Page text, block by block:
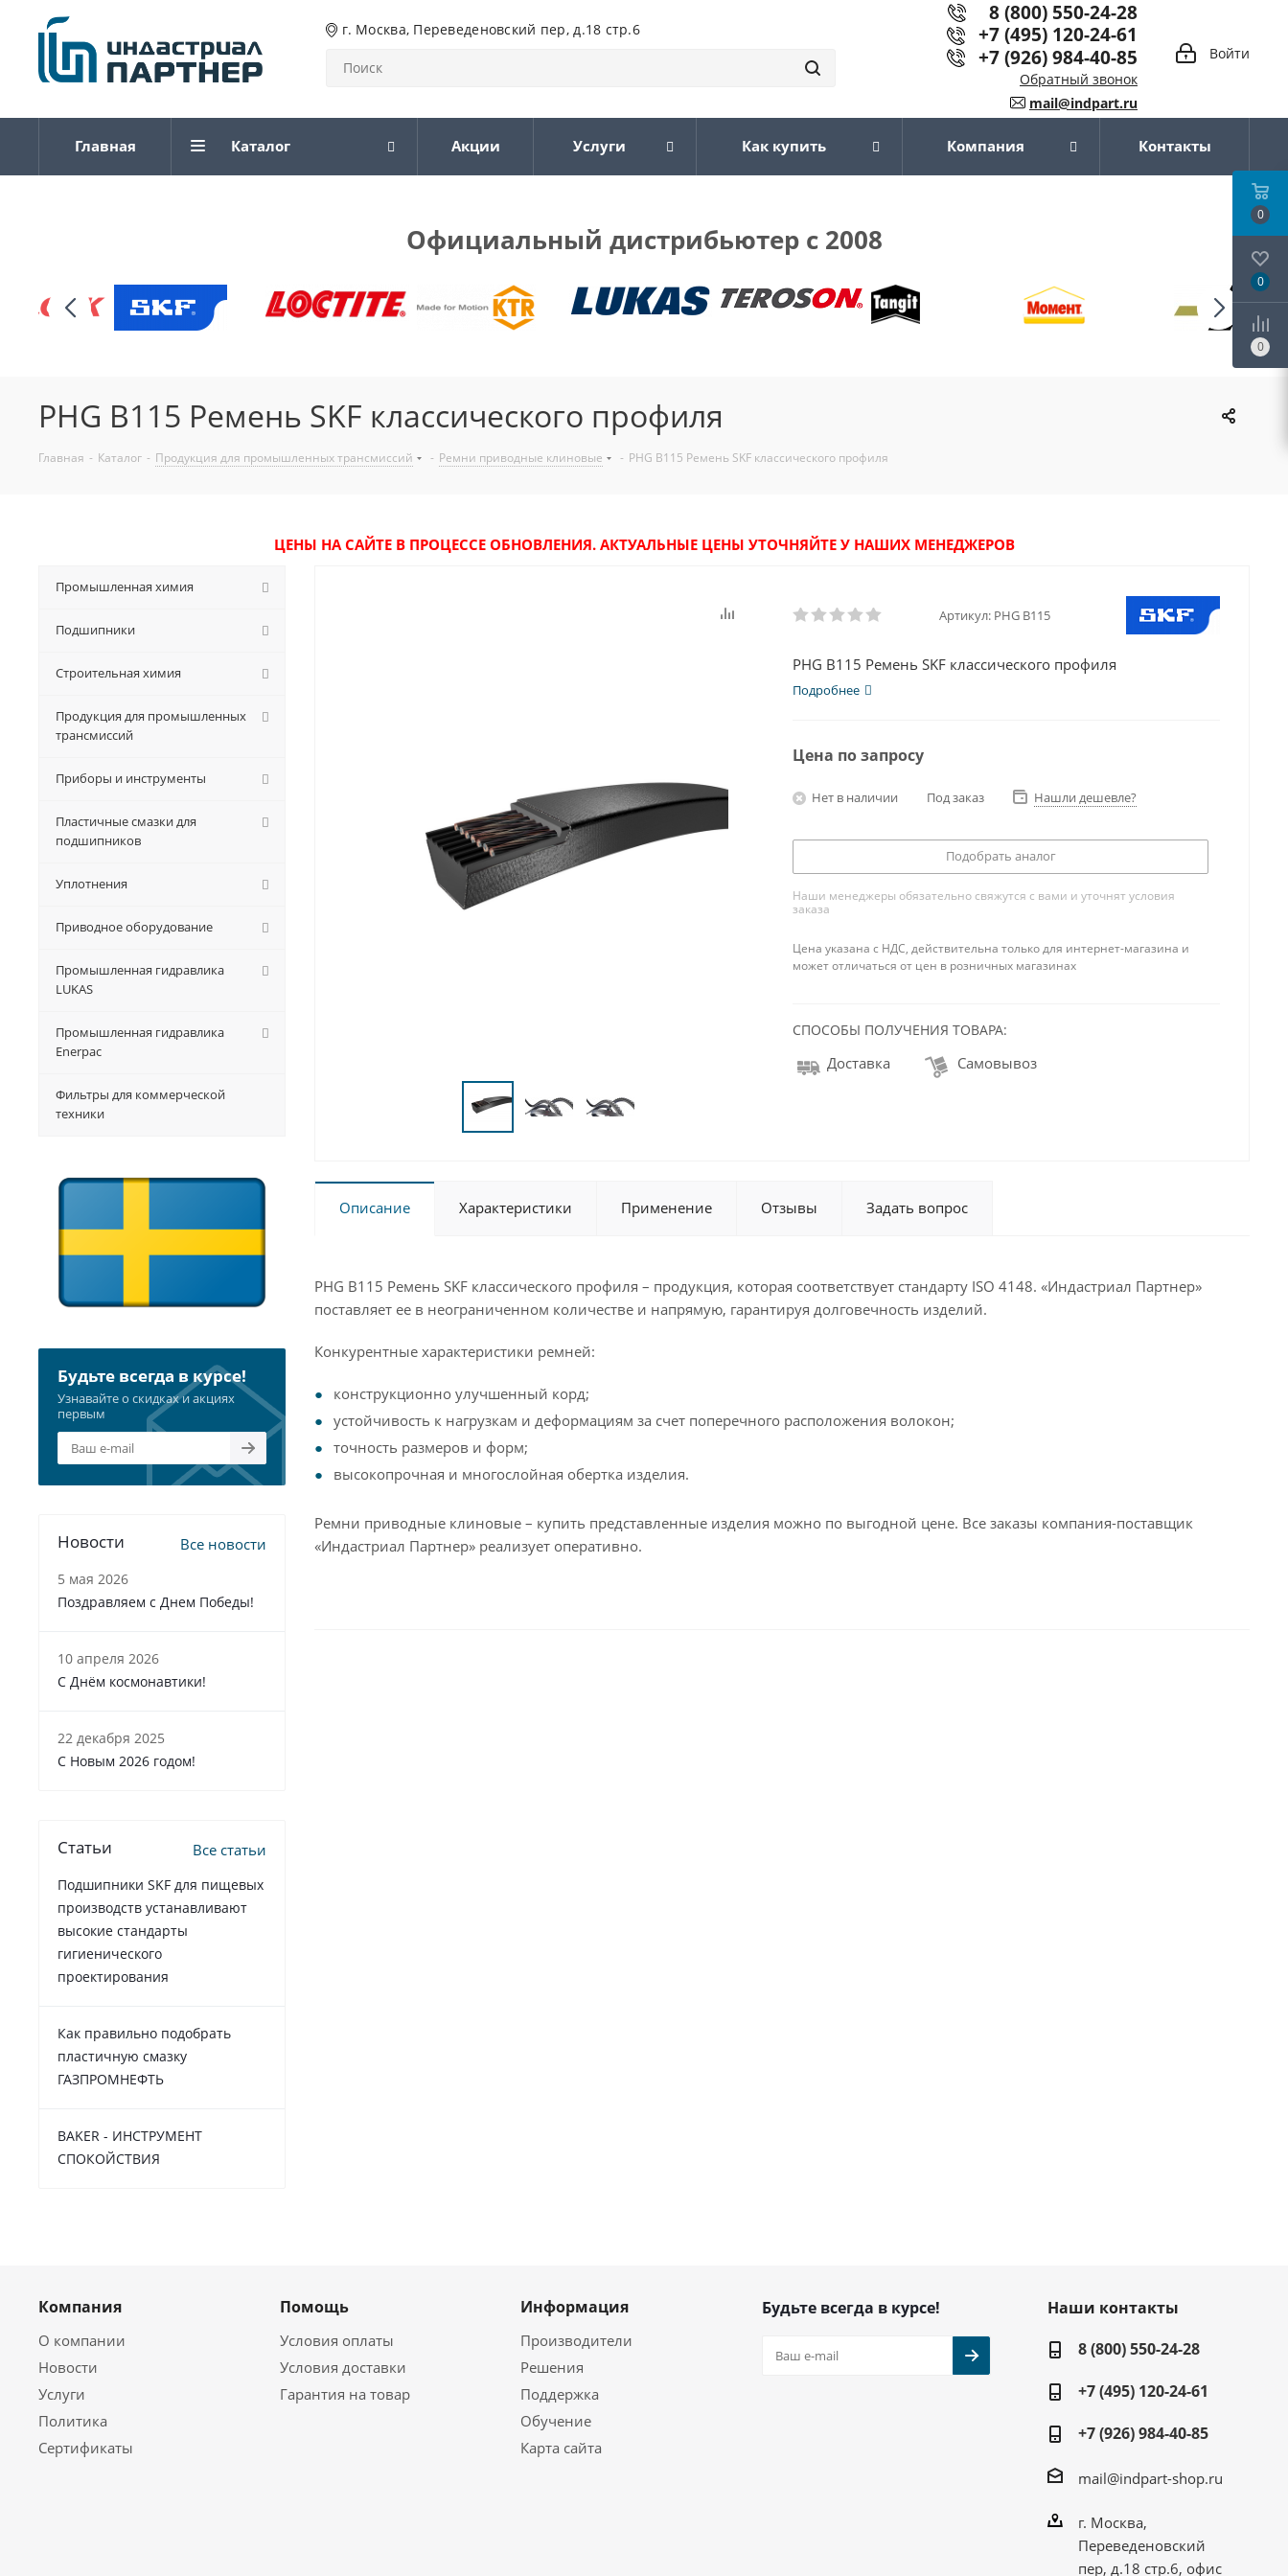
г. Москва, Переведеновский пер, д.18 стр.6
Войти
8 (800) 550-24-28
+7 (495) 120-24-61
+7 (926) 984-40-85
Обратный звонок
mail@indpart.ru
Главная Каталог Акции Услуги Как купить Компания Контакты
Официальный дистрибьютер с 2008
PHG B115 Ремень SKF классического профиля
Главная - Каталог - Продукция для промышленных трансмиссий - Ремни приводные клиновые - PHG B115 Ремень SKF классического профиля
ЦЕНЫ НА САЙТЕ В ПРОЦЕССЕ ОБНОВЛЕНИЯ. АКТУАЛЬНЫЕ ЦЕНЫ УТОЧНЯЙТЕ У НАШИХ МЕНЕДЖЕРОВ
Артикул: PHG B115
PHG B115 Ремень SKF классического профиля
Подробнее
Цена по запросу
Нет в наличии Под заказ Нашли дешевле?
Подобрать аналог
Наши менеджеры обязательно свяжутся с вами и уточнят условия
заказа
Цена указана с НДС, действительна только для интернет-магазина и
может отличаться от цен в розничных магазинах
СПОСОБЫ ПОЛУЧЕНИЯ ТОВАРА:
Доставка Самовывоз
Описание Характеристики Применение Отзывы Задать вопрос
PHG B115 Ремень SKF классического профиля – продукция, которая соответствует стандарту ISO 4148. «Индастриал Партнер»
поставляет ее в неограниченном количестве и напрямую, гарантируя долговечность изделий.
Конкурентные характеристики ремней:
конструкционно улучшенный корд;
устойчивость к нагрузкам и деформациям за счет поперечного расположения волокон;
точность размеров и форм;
высокопрочная и многослойная обертка изделия.
Ремни приводные клиновые – купить представленные изделия можно по выгодной цене. Все заказы компания-поставщик
«Индастриал Партнер» реализует оперативно.
Промышленная химия
Подшипники
Строительная химия
Продукция для промышленных
трансмиссий
Приборы и инструменты
Пластичные смазки для
подшипников
Уплотнения
Приводное оборудование
Промышленная гидравлика
LUKAS
Промышленная гидравлика
Enerpac
Фильтры для коммерческой
техники
Будьте всегда в курсе!
Узнавайте о скидках и акциях
первым
Новости Все новости
5 мая 2026
Поздравляем с Днем Победы!
10 апреля 2026
С Днём космонавтики!
22 декабря 2025
C Новым 2026 годом!
Статьи Все статьи
Подшипники SKF для пищевых
производств устанавливают
высокие стандарты
гигиенического
проектирования
Как правильно подобрать
пластичную смазку
ГАЗПРОМНЕФТЬ
BAKER - ИНСТРУМЕНТ
СПОКОЙСТВИЯ
Компания
О компании
Новости
Услуги
Политика
Сертификаты
Помощь
Условия оплаты
Условия доставки
Гарантия на товар
Информация
Производители
Решения
Поддержка
Обучение
Карта сайта
Будьте всегда в курсе!
Наши контакты
8 (800) 550-24-28
+7 (495) 120-24-61
+7 (926) 984-40-85
mail@indpart-shop.ru
г. Москва,
Переведеновский
пер, д.18 стр.6, офис
0
0
0